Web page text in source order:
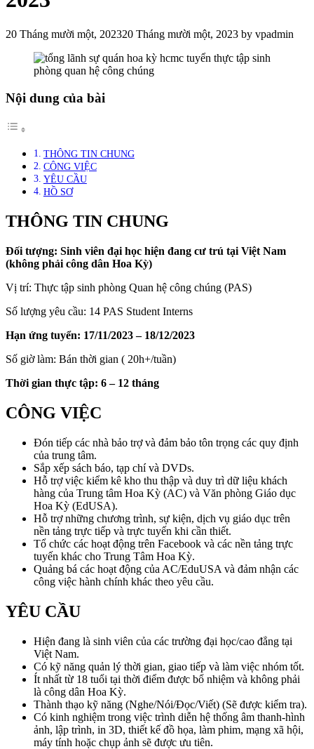
20 Tháng mười một, 202320 Tháng mười một, 2023 by vpadmin
Nội dung của bài
THÔNG TIN CHUNG
CÔNG VIỆC
YÊU CẦU
HỒ SƠ
THÔNG TIN CHUNG
Đối tượng: Sinh viên đại học hiện đang cư trú tại Việt Nam
(không phải công dân Hoa Kỳ)
Vị trí: Thực tập sinh phòng Quan hệ công chúng (PAS)
Số lượng yêu cầu: 14 PAS Student Interns
Hạn ứng tuyển: 17/11/2023 – 18/12/2023
Số giờ làm: Bán thời gian ( 20h+/tuần)
Thời gian thực tập: 6 – 12 tháng
CÔNG VIỆC
Đón tiếp các nhà bảo trợ và đảm bảo tôn trọng các quy định
của trung tâm.
Sắp xếp sách báo, tạp chí và DVDs.
Hỗ trợ việc kiểm kê kho thu thập và duy trì dữ liệu khách
hàng của Trung tâm Hoa Kỳ (AC) và Văn phòng Giáo dục
Hoa Kỳ (EdUSA).
Hỗ trợ những chương trình, sự kiện, dịch vụ giáo dục trên
nền tảng trực tiếp và trực tuyến khi cần thiết.
Tổ chức các hoạt động trên Facebook và các nền tảng trực
tuyến khác cho Trung Tâm Hoa Kỳ.
Quảng bá các hoạt động của AC/EduUSA và đảm nhận các
công việc hành chính khác theo yêu cầu.
YÊU CẦU
Hiện đang là sinh viên của các trường đại học/cao đẳng tại
Việt Nam.
Có kỹ năng quản lý thời gian, giao tiếp và làm việc nhóm tốt.
Ít nhất từ 18 tuổi tại thời điểm được bổ nhiệm và không phải
là công dân Hoa Kỳ.
Thành thạo kỹ năng (Nghe/Nói/Đọc/Viết) (Sẽ được kiểm tra).
Có kinh nghiệm trong việc trình diễn hệ thống âm thanh-hình
ảnh, lập trình, in 3D, thiết kế đồ họa, làm phim, mạng xã hội,
máy tính hoặc chụp ảnh sẽ được ưu tiên.